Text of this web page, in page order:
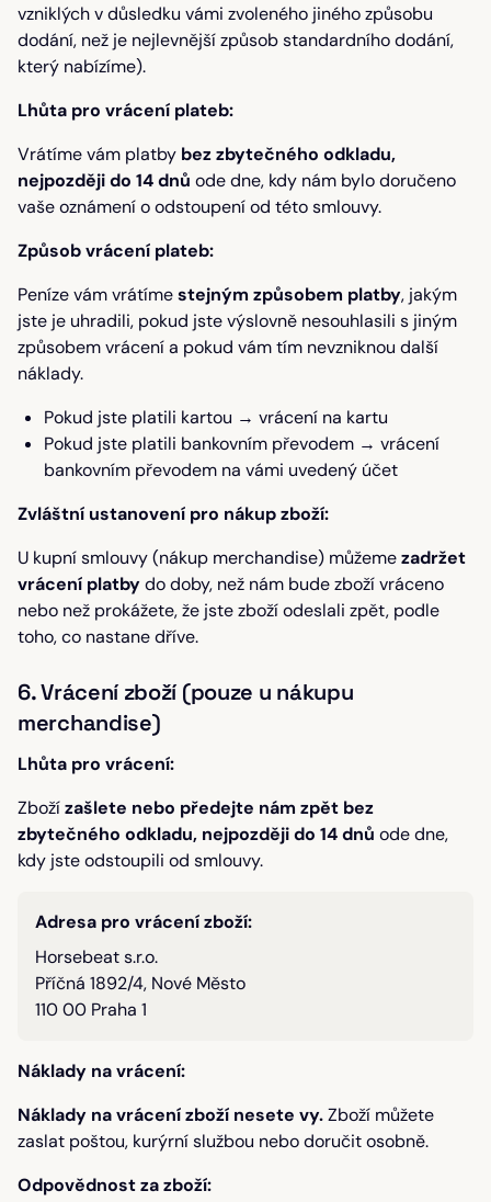
vzniklých v důsledku vámi zvoleného jiného způsobu
dodání, než je nejlevnější způsob standardního dodání,
který nabízíme).
Lhůta pro vrácení plateb:
Vrátíme vám platby bez zbytečného odkladu,
nejpozději do 14 dnů ode dne, kdy nám bylo doručeno
vaše oznámení o odstoupení od této smlouvy.
Způsob vrácení plateb:
Peníze vám vrátímestejným způsobem platby, jakým
jste je uhradili, pokud jste výslovně nesouhlasili s jiným
způsobem vrácení a pokud vám tím nevzniknou další
náklady.
Pokud jste platili kartou → vrácení na kartu
Pokud jste platili bankovním převodem → vrácení
bankovním převodem na vámi uvedený účet
Zvláštní ustanovení pro nákup zboží:
U kupní smlouvy (nákup merchandise) můžemezadržet
vrácení platbydo doby, než nám bude zboží vráceno
nebo než prokážete, že jste zboží odeslali zpět, podle
toho, co nastane dříve.
6. Vrácení zboží (pouze u nákupu
merchandise)
Lhůta pro vrácení:
Zbožízašlete nebo předejte nám zpět bez
zbytečného odkladu, nejpozději do 14 dnů ode dne,
kdy jste odstoupili od smlouvy.
Adresa pro vrácení zboží:
Horsebeat s.r.o.
Příčná 1892/4, Nové Město
110 00 Praha 1
Náklady na vrácení:
Náklady na vrácení zboží nesete vy.Zboží můžete
zaslat poštou, kurýrní službou nebo doručit osobně.
Odpovědnost za zboží: